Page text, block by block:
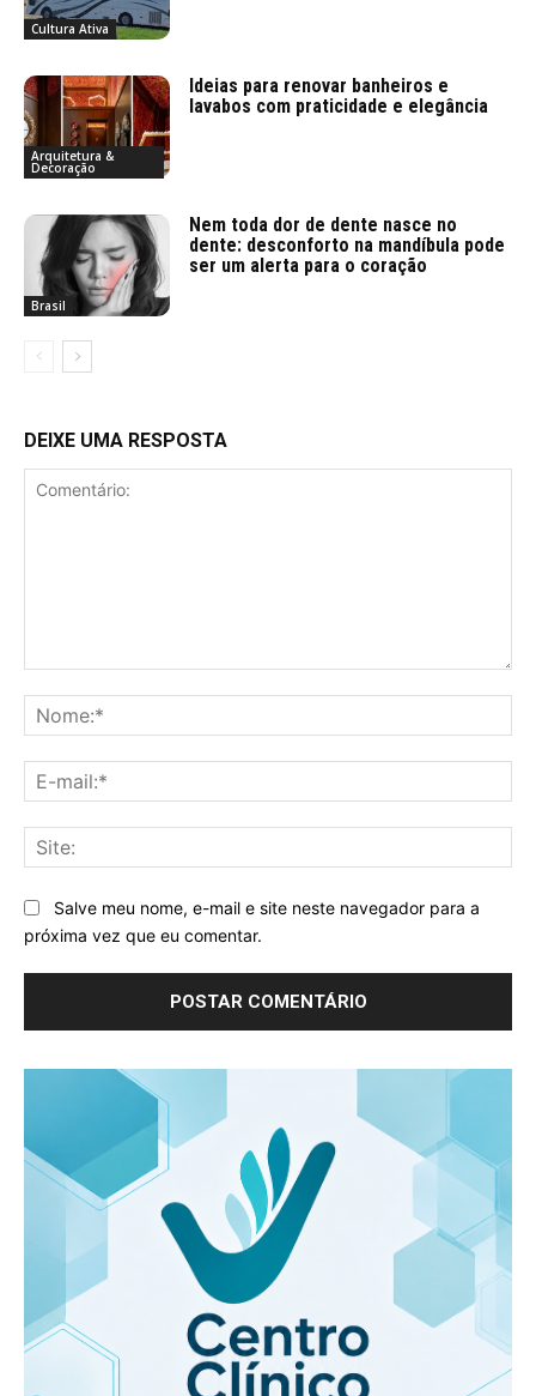
Cultura Ativa
Arquitetura &
Decoração
Ideias para renovar banheiros e
lavabos com praticidade e elegância
Brasil
Nem toda dor de dente nasce no
dente: desconforto na mandíbula pode
ser um alerta para o coração
DEIXE UMA RESPOSTA
Salve meu nome, e-mail e site neste navegador para a
próxima vez que eu comentar.